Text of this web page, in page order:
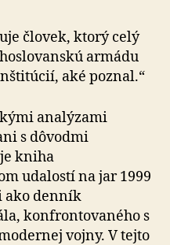
človek, ktorý celý
armádu
aké poznal.“
analýzami
s dôvodmi
kniha
udalostí na jar 1999
ako denník
konfrontovaného s
vojny. V tejto